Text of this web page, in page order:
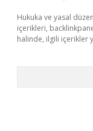
Hukuka ve yasal
içerikleri,
halinde, ilgili içerikler